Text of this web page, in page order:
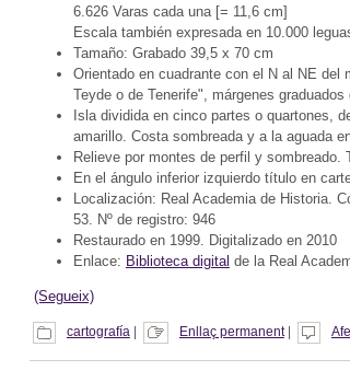
6.626 Varas cada una [= 11,6 cm]
Escala también expresada en 10.000
Tamaño: Grabado 39,5 x 70 cm
Orientado en cuadrante con el N al NE del
Teyde o de Tenerife", márgenes
Isla dividida en cinco partes o quartones,
amarillo. Costa sombreada y a la aguada
Relieve por montes de perfil y sombreado.
En el ángulo inferior izquierdo título en
Localización: Real Academia de Historia.
53. Nº de registro: 946
Restaurado en 1999. Digitalizado en 2010
Enlace: Biblioteca digital de la Real
(Segueix)
cartografía Enllaç permanent|